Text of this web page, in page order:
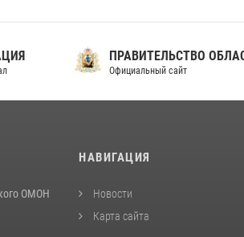
ПРАВИТЕЛЬСТВО
Официальный сайт
ОМОН
НАВИГАЦИЯ
Новости
Карта сайта